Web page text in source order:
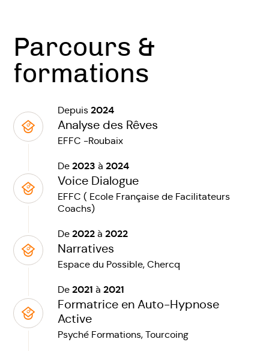
Parcours &
formations
Depuis2024
Analyse des Rêves
EFFC -Roubaix
De2023 à2024
Voice Dialogue
EFFC ( Ecole Française de Facilitateurs
Coachs)
De2022 à2022
Narratives
Espace du Possible, Chercq
De2021 à2021
Formatrice en Auto-Hypnose
Active
Psyché Formations, Tourcoing